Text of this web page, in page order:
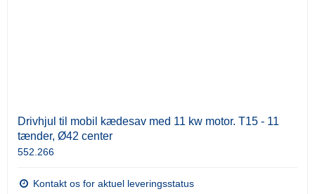
Drivhjul til mobil kædesav med 11 kw motor. T15 - 11
tænder, Ø42 center
552.266
Kontakt os for aktuel leveringsstatus